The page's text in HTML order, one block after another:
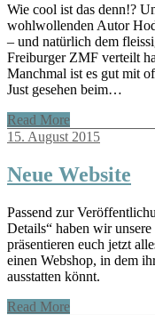
Wie cool ist das denn!?
wohlwollenden Autor
– und natürlich dem
Freiburger ZMF verteilt
Manchmal ist es gut mit
Just gesehen beim…
Read More
15. August 2015
Neue Website
Passend zur
Details“ haben wir
präsentieren euch jetzt
einen Webshop, in dem
ausstatten könnt.
Read More